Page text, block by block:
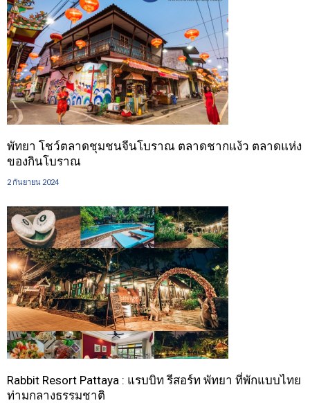
พัทยา โชว์ตลาดชุมชนจีนโบราณ ตลาดชากแง้ว ตลาดแห่ง
ของกินโบราณ
2 กันยายน 2024
Rabbit Resort Pattaya : แรบบิท รีสอร์ท พัทยา ที่พักแบบไทย
ท่ามกลางธรรมชาติ